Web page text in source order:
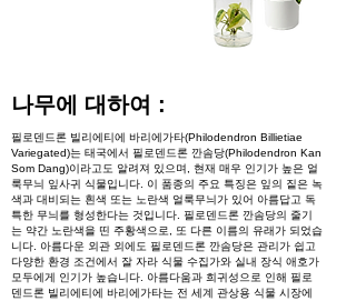
나무에 대하여 :
필로덴드론 빌리에티에 바리에가타(Philodendron Billietiae
Variegated)는 태국에서 필로덴드론 깐솜당(Philodendron Kan
Som Dang)이라고도 알려져 있으며, 현재 매우 인기가 높은 얼
룩무늬 잎사귀 식물입니다. 이 품종의 주요 특징은 잎의 짙은 녹
색과 대비되는 흰색 또는 노란색 얼룩무늬가 있어 아름답고 독
특한 무늬를 형성한다는 것입니다. 필로덴드론 깐솜당의 줄기
는 약간 노란색을 띤 주황색으로, 또 다른 이름의 유래가 되었습
니다. 아름다운 외관 외에도 필로덴드론 깐솜당은 관리가 쉽고
다양한 환경 조건에서 잘 자라 식물 수집가와 실내 장식 애호가
모두에게 인기가 높습니다. 아름다움과 희귀성으로 인해 필로
덴드론 빌리에티에 바리에가타는 전 세계 관상용 식물 시장에